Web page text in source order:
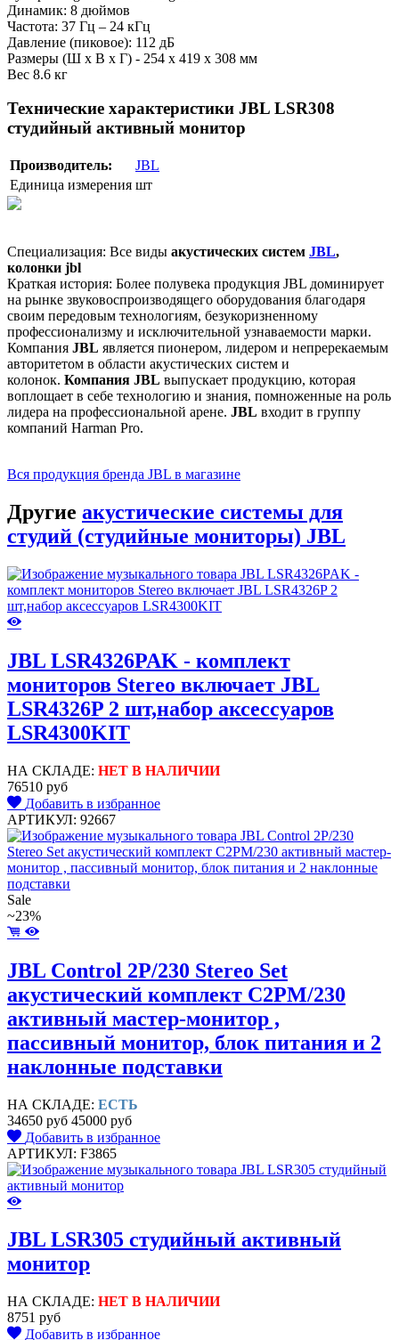
Динамик: 8 дюймов
Частота: 37 Гц – 24 кГц
Давление (пиковое): 112 дБ
Размеры (Ш х В x Г) - 254 x 419 x 308 мм
Вес 8.6 кг
Технические характеристики JBL LSR308
студийный активный монитор
Производитель:
JBL
Единица измерения шт
Специализация: Все виды акустических систем JBL,
колонки jbl
Краткая история: Более полувека продукция JBL доминирует
на рынке звуковоспроизводящего оборудования благодаря
своим передовым технологиям, безукоризненному
профессионализму и исключительной узнаваемости марки.
Компания JBL является пионером, лидером и непререкаемым
авторитетом в области акустических систем и
колонок. Компания JBL выпускает продукцию, которая
воплощает в себе технологию и знания, помноженные на роль
лидера на профессиональной арене. JBL входит в группу
компаний Harman Pro.
Вся продукция бренда JBL в магазине
Другие акустические системы для
студий (студийные мониторы) JBL
JBL LSR4326PAK - комплект
мониторов Stereo включает JBL
LSR4326P 2 шт,набор аксессуаров
LSR4300KIT
НА СКЛАДЕ: НЕТ В НАЛИЧИИ
76510 руб
Добавить в избранное
АРТИКУЛ: 92667
Sale
~23%
JBL Control 2P/230 Stereo Set
акустический комплект C2PM/230
активный мастер-монитор ,
пассивный монитор, блок питания и 2
наклонные подставки
НА СКЛАДЕ: ЕСТЬ
34650 руб 45000 руб
Добавить в избранное
АРТИКУЛ: F3865
JBL LSR305 студийный активный
монитор
НА СКЛАДЕ: НЕТ В НАЛИЧИИ
8751 руб
Добавить в избранное